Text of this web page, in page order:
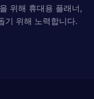
위해 휴대용 플래너,
기 위해 노력합니다.